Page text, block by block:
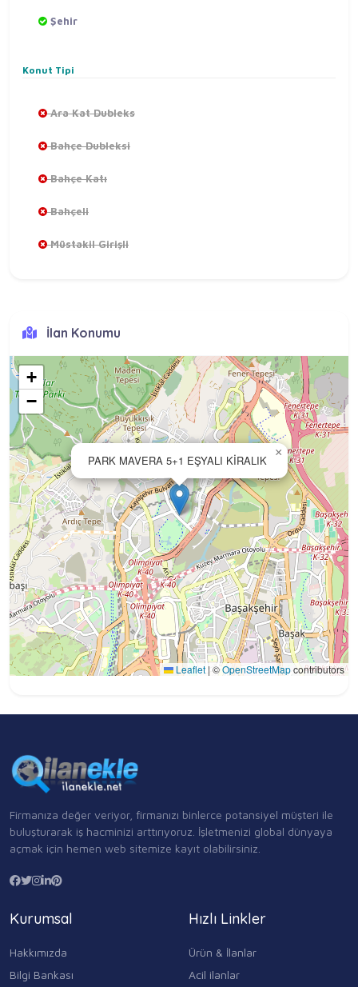
Şehir
Konut Tipi
Ara Kat Dubleks
Bahçe Dubleksi
Bahçe Katı
Bahçeli
Müstakil Girişli
İlan Konumu
PARK MAVERA 5+1 EŞYALI KİRALIK
×
+
−
Leaflet | ©OpenStreetMapcontributors
Firmanıza değer veriyor, firmanızı binlerce potansiyel müşteri ile
buluşturarak iş hacminizi arttırıyoruz. İşletmenizi global dünyaya
açmak için hemen web sitemize kayıt olabilirsiniz.
Kurumsal
Hakkımızda
Bilgi Bankası
Hızlı Linkler
Ürün & İlanlar
Acil ilanlar